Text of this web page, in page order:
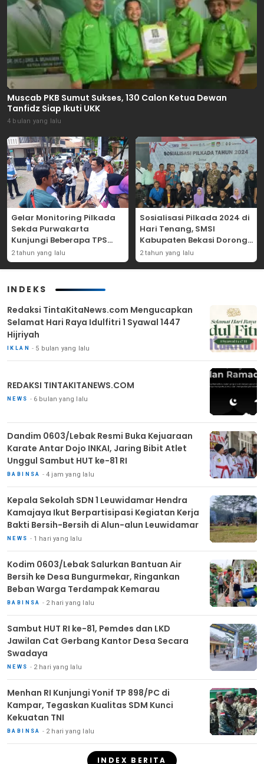
Muscab PKB Sumut Sukses, 130 Calon Ketua Dewan
Tanfidz Siap Ikuti UKK
4 bulan yang lalu
Gelar Monitoring Pilkada
Sekda Purwakarta
Kunjungi Beberapa TPS
Yang Ada Di Purwakarta
2 tahun yang lalu
Sosialisasi Pilkada 2024 di
Hari Tenang, SMSI
Kabupaten Bekasi Dorong
Angka Partisipasi
Masyarakat
2 tahun yang lalu
INDEKS
Redaksi TintaKitaNews.com Mengucapkan
Selamat Hari Raya Idulfitri 1 Syawal 1447
Hijriyah
IKLAN 5 bulan yang lalu
REDAKSI TINTAKITANEWS.COM
NEWS 6 bulan yang lalu
Dandim 0603/Lebak Resmi Buka Kejuaraan
Karate Antar Dojo INKAI, Jaring Bibit Atlet
Unggul Sambut HUT ke-81 RI
BABINSA 4 jam yang lalu
Kepala Sekolah SDN 1 Leuwidamar Hendra
Kamajaya Ikut Berpartisipasi Kegiatan Kerja
Bakti Bersih-Bersih di Alun-alun Leuwidamar
NEWS 1 hari yang lalu
Kodim 0603/Lebak Salurkan Bantuan Air
Bersih ke Desa Bungurmekar, Ringankan
Beban Warga Terdampak Kemarau
BABINSA 2 hari yang lalu
Sambut HUT RI ke-81, Pemdes dan LKD
Jawilan Cat Gerbang Kantor Desa Secara
Swadaya
NEWS 2 hari yang lalu
Menhan RI Kunjungi Yonif TP 898/PC di
Kampar, Tegaskan Kualitas SDM Kunci
Kekuatan TNI
BABINSA 2 hari yang lalu
INDEX BERITA